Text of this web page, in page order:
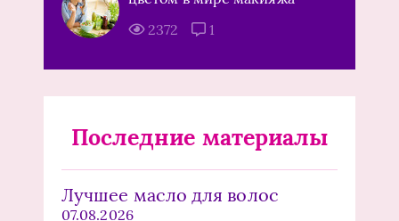
2372
1
Последние материалы
Лучшее масло для волос
07.08.2026